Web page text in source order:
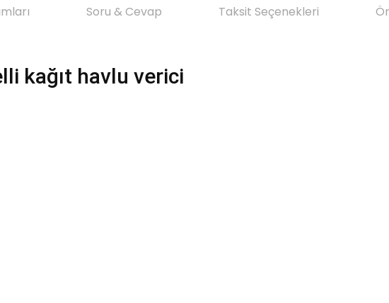
Soru & Cevap Taksit Seçenekleri
kağıt havlu verici